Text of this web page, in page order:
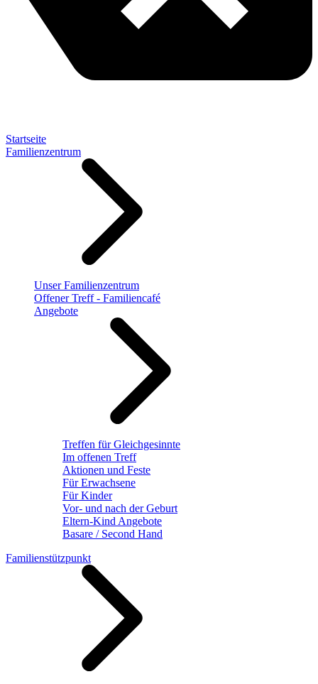
Startseite
Familienzentrum
Unser Familienzentrum
Offener Treff - Familiencafé
Angebote
Treffen für Gleichgesinnte
Im offenen Treff
Aktionen und Feste
Für Erwachsene
Für Kinder
Vor- und nach der Geburt
Eltern-Kind Angebote
Basare / Second Hand
Familienstützpunkt